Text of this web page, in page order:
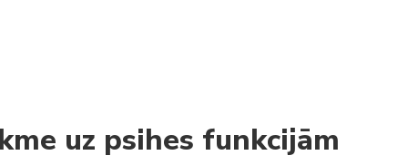
uz psihes funkcijām